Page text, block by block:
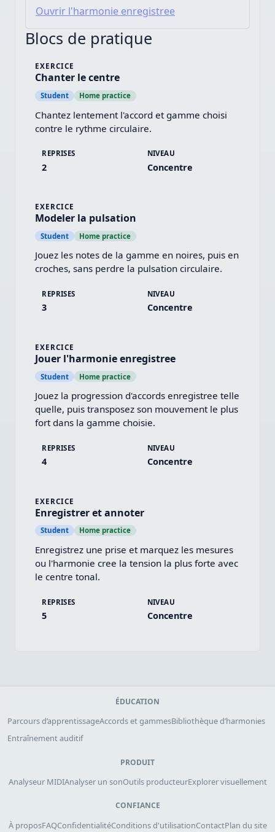
Ouvrir l'harmonie enregistree
Blocs de pratique
EXERCICE
Chanter le centre
Student Home practice
Chantez lentement l'accord et gamme choisi
contre le rythme circulaire.
REPRISES
2
NIVEAU
Concentre
EXERCICE
Modeler la pulsation
Student Home practice
Jouez les notes de la gamme en noires, puis en
croches, sans perdre la pulsation circulaire.
REPRISES
3
NIVEAU
Concentre
EXERCICE
Jouer l'harmonie enregistree
Student Home practice
Jouez la progression d'accords enregistree telle
quelle, puis transposez son mouvement le plus
fort dans la gamme choisie.
REPRISES
4
NIVEAU
Concentre
EXERCICE
Enregistrer et annoter
Student Home practice
Enregistrez une prise et marquez les mesures
ou l'harmonie cree la tension la plus forte avec
le centre tonal.
REPRISES
5
NIVEAU
Concentre
ÉDUCATION
Parcours d’apprentissageAccords et gammesBibliothèque d’harmonies
Entraînement auditif
PRODUIT
Analyseur MIDIAnalyser un sonOutils producteurExplorer visuellement
CONFIANCE
À proposFAQConfidentialitéConditions d'utilisationContactPlan du site